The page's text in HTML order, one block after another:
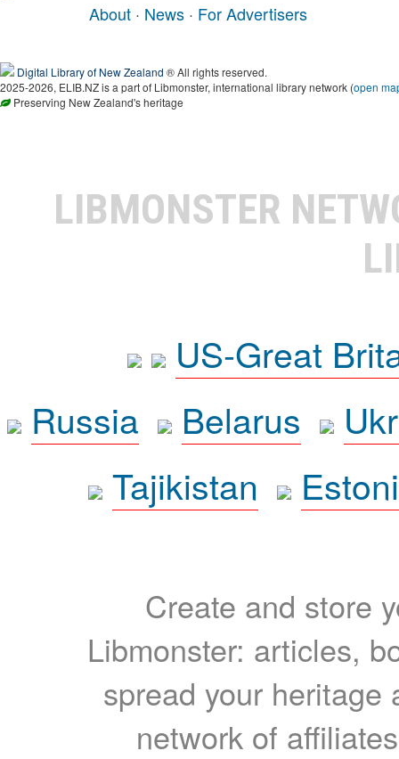
About · News · For Advertisers
Digital Library of New Zealand ® All rights reserved.
2025-2026, ELIB.NZ is a part of Libmonster, international library network (open
Preserving New Zealand's heritage
LIBMONSTER
US-Great
Russia
Belarus
Tajikistan
Create and store
Libmonster: articles,
spread your heritage
network of